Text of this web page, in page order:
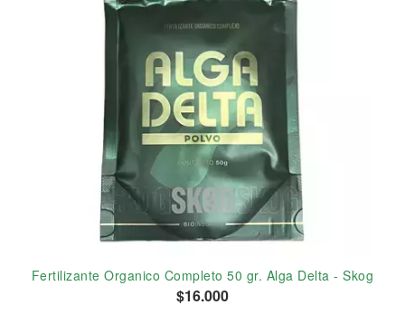
Fertilizante Organico Completo 50 gr. Alga Delta - Skog
$16.000